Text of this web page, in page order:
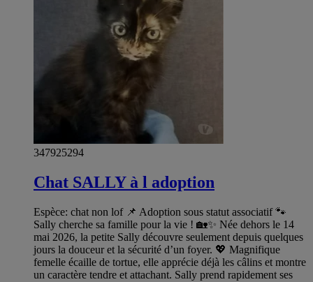
347925294
Chat SALLY à l adoption
Espèce: chat non lof 📌 Adoption sous statut associatif 🐾
Sally cherche sa famille pour la vie ! 🏡✨ Née dehors le 14
mai 2026, la petite Sally découvre seulement depuis quelques
jours la douceur et la sécurité d’un foyer. 💖 Magnifique
femelle écaille de tortue, elle apprécie déjà les câlins et montre
un caractère tendre et attachant. Sally prend rapidement ses